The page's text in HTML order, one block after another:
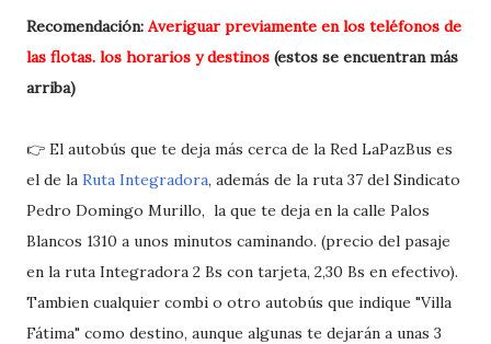
Recomendación: Averiguar previamente en los teléfonos de
las flotas. los horarios y destinos (estos se encuentran más
arriba)
👉 El autobús que te deja más cerca de la Red LaPazBus es
el de la Ruta Integradora, además de la ruta 37 del Sindicato
Pedro Domingo Murillo, la que te deja en la calle Palos
Blancos 1310 a unos minutos caminando. (precio del pasaje
en la ruta Integradora 2 Bs con tarjeta, 2,30 Bs en efectivo).
Tambien cualquier combi o otro autobús que indique "Villa
Fátima" como destino, aunque algunas te dejarán a unas 3